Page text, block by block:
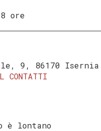
ore
9, 86170
CONTATTI